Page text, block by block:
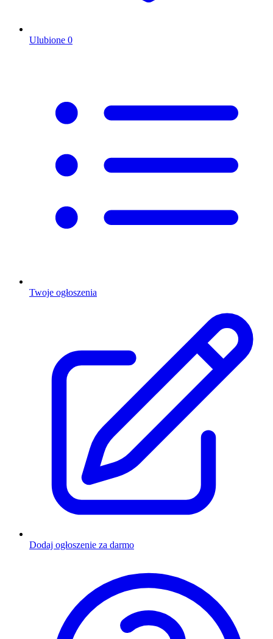
Ulubione 0
Twoje ogłoszenia
Dodaj ogłoszenie za darmo